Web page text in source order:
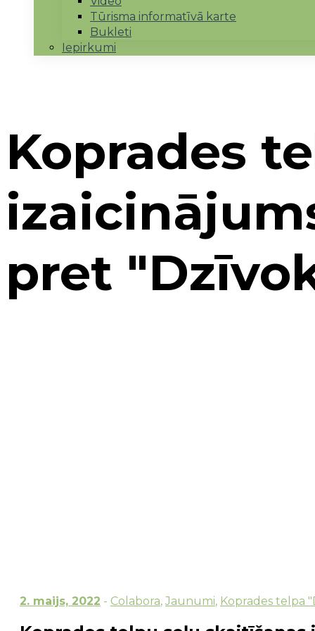
Tūrisma informatīvā karte
Bukleti
Iepirkumi
Koprades
pret
2. maijs, 2022 - Colabora, Jaunumi, Koprades telpa